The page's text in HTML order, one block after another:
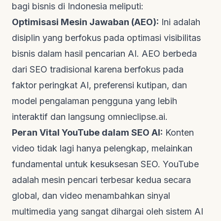
bagi bisnis di Indonesia meliputi:
Optimisasi Mesin Jawaban (AEO): Ini adalah
disiplin yang berfokus pada optimasi visibilitas
bisnis dalam hasil pencarian AI. AEO berbeda
dari SEO tradisional karena berfokus pada
faktor peringkat AI, preferensi kutipan, dan
model pengalaman pengguna yang lebih
interaktif dan langsung omnieclipse.ai.
Peran Vital YouTube dalam SEO AI: Konten
video tidak lagi hanya pelengkap, melainkan
fundamental untuk kesuksesan SEO. YouTube
adalah mesin pencari terbesar kedua secara
global, dan video menambahkan sinyal
multimedia yang sangat dihargai oleh sistem AI